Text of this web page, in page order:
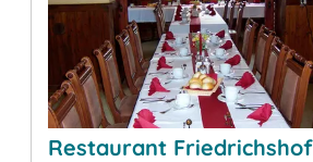
Restaurant Friedrichshof